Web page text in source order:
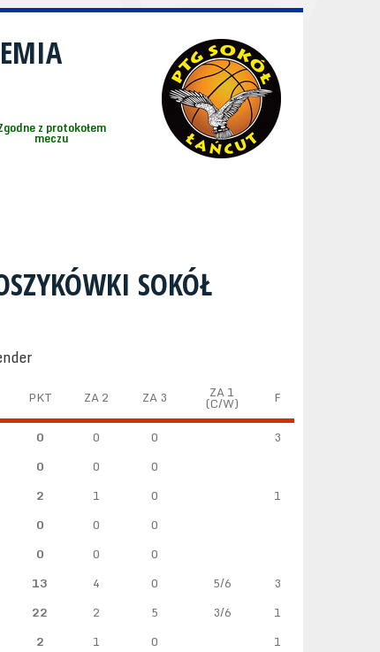
z protokołem
meczu
SOKÓŁ
PKT ZA 2 ZA 3 ZA 1
(C/W) F
0 0 0
3
0 0
0
2 1 0
1
0 0
0
0 0
0
13 4 0 5/6
3
22 2 5 3/6
1
2 1 0
1